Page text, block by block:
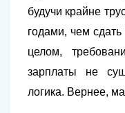
будучи крайне
годами, чем
целом,
зарплаты не
логика. Вернее,